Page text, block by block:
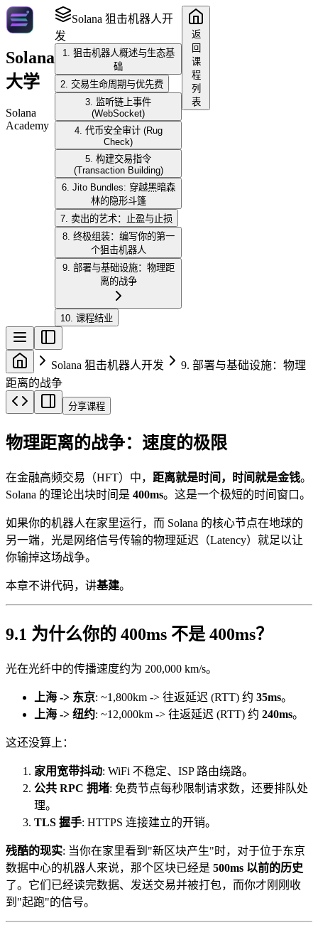
Solana
大学
Solana
Academy
Solana 狙击机器人开
发
1. 狙击机器人概述与生态基
础
2. 交易生命周期与优先费
3. 监听链上事件
(WebSocket)
4. 代币安全审计 (Rug
Check)
5. 构建交易指令
(Transaction Building)
6. Jito Bundles: 穿越黑暗森
林的隐形斗篷
7. 卖出的艺术：止盈与止损
8. 终极组装：编写你的第一
个狙击机器人
9. 部署与基础设施：物理距
离的战争
10. 课程结业
返
回
课
程
列
表
Solana 狙击机器人开发
9. 部署与基础设施：物理
距离的战争
分享课程
物理距离的战争：速度的极限
在金融高频交易（HFT）中， 距离就是时间，时间就是金钱。
Solana 的理论出块时间是 400ms。这是一个极短的时间窗口。
如果你的机器人在家里运行，而 Solana 的核心节点在地球的
另一端，光是网络信号传输的物理延迟（Latency）就足以让
你输掉这场战争。
本章不讲代码，讲基建。
9.1 为什么你的 400ms 不是 400ms？
光在光纤中的传播速度约为 200,000 km/s。
上海 -> 东京: ~1,800km -> 往返延迟 (RTT) 约 35ms。
上海 -> 纽约: ~12,000km -> 往返延迟 (RTT) 约 240ms。
这还没算上：
家用宽带抖动: WiFi 不稳定、ISP 路由绕路。
公共 RPC 拥堵: 免费节点每秒限制请求数，还要排队处
理。
TLS 握手: HTTPS 连接建立的开销。
残酷的现实: 当你在家里看到"新区块产生"时，对于位于东京
数据中心的机器人来说，那个区块已经是 500ms 以前的历史
了。它们已经读完数据、发送交易并被打包，而你才刚刚收
到"起跑"的信号。